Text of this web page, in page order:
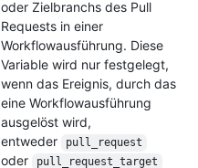
oder Zielbranchs des Pull
Requests in einer
Workflowausführung. Diese
Variable wird nur festgelegt,
wenn das Ereignis, durch das
eine Workflowausführung
ausgelöst wird,
entweder
pull_request
oder pull_request_ target